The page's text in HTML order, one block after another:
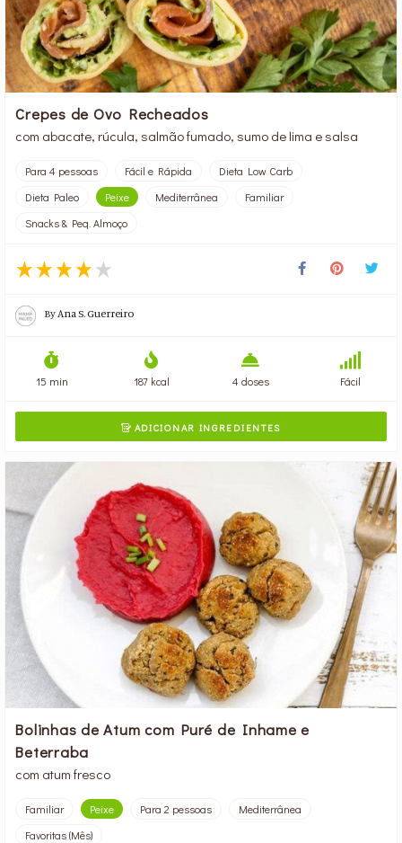
Crepes de Ovo Recheados
com abacate, rúcula, salmão fumado, sumo de lima e salsa
Para 4 pessoas Fácil e Rápida
Dieta Low Carb
Dieta Paleo
Peixe Mediterrânea
Familiar
Snacks & Peq. Almoço
By Ana S. Guerreiro
15 min 187 kcal 4 doses Fácil
ADICIONAR INGREDIENTES
Bolinhas de Atum com Puré de Inhame e
Beterraba
com atum fresco
Familiar Peixe Para 2 pessoas
Mediterrânea
Favoritas (Mês)